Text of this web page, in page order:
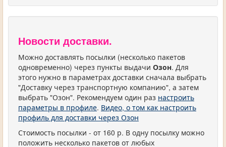
Новости доставки.
Можно доставлять посылки (несколько пакетов
одновременно) через пункты выдачи Озон. Для
этого нужно в параметрах доставки сначала выбрать
"Доставку через транспортную компанию", а затем
выбрать "Озон". Рекомендуем один раз настроить
параметры в профиле. Видео, о том как настроить
профиль для доставки через Озон
Стоимость посылки - от 160 р. В одну посылку можно
положить несколько пакетов от любых